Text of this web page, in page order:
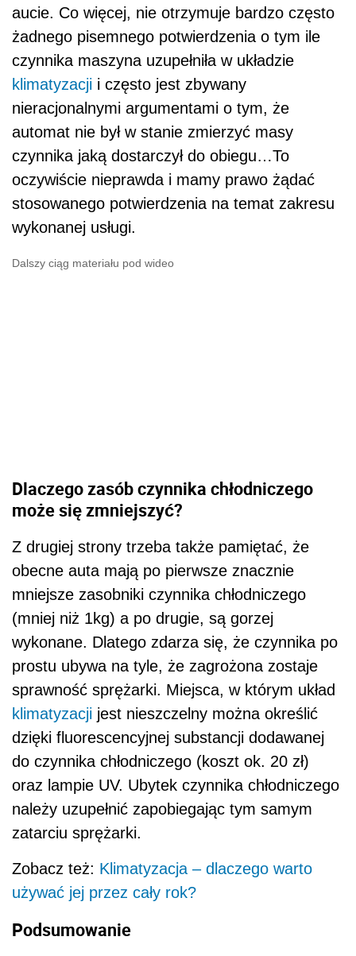
aucie. Co więcej, nie otrzymuje bardzo często
żadnego pisemnego potwierdzenia o tym ile
czynnika maszyna uzupełniła w układzie
klimatyzacji i często jest zbywany
nieracjonalnymi argumentami o tym, że
automat nie był w stanie zmierzyć masy
czynnika jaką dostarczył do obiegu…To
oczywiście nieprawda i mamy prawo żądać
stosowanego potwierdzenia na temat zakresu
wykonanej usługi.
Dalszy ciąg materiału pod wideo
Dlaczego zasób czynnika chłodniczego
może się zmniejszyć?
Z drugiej strony trzeba także pamiętać, że
obecne auta mają po pierwsze znacznie
mniejsze zasobniki czynnika chłodniczego
(mniej niż 1kg) a po drugie, są gorzej
wykonane. Dlatego zdarza się, że czynnika po
prostu ubywa na tyle, że zagrożona zostaje
sprawność sprężarki. Miejsca, w którym układ
klimatyzacji jest nieszczelny można określić
dzięki fluorescencyjnej substancji dodawanej
do czynnika chłodniczego (koszt ok. 20 zł)
oraz lampie UV. Ubytek czynnika chłodniczego
należy uzupełnić zapobiegając tym samym
zatarciu sprężarki.
Zobacz też: Klimatyzacja – dlaczego warto
używać jej przez cały rok?
Podsumowanie